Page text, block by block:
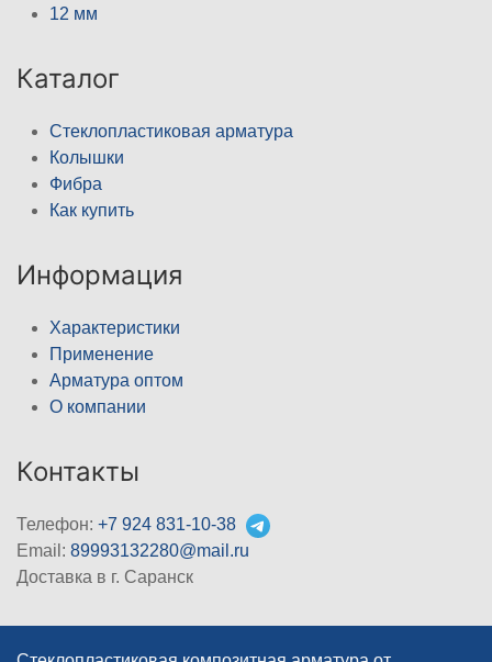
12 мм
Каталог
Стеклопластиковая арматура
Колышки
Фибра
Как купить
Информация
Характеристики
Применение
Арматура оптом
О компании
Контакты
Телефон: +7 924 831-10-38
Email: 89993132280@mail.ru
Доставка в г. Саранск